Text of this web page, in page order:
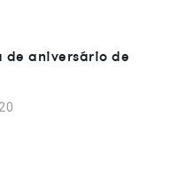
de aniversário de